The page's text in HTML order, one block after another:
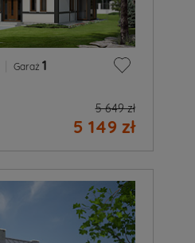
Garaż 1
5 649 zł
5 149 zł